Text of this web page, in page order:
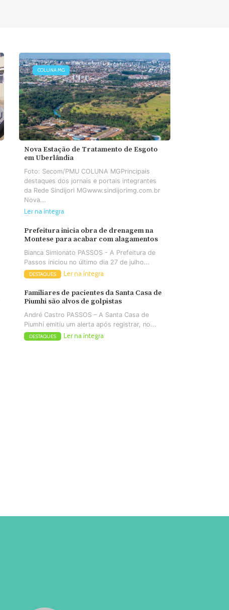
COLUNA MG
Nova Estação de Tratamento de Esgoto
em Uberlândia
Foto: Secom/PMU COLUNA MGPrincipais
destaques dos jornais e portais integrantes
da Rede Sindijori MGwww.sindijorimg.com.br
Nova...
Ler na íntegra
Prefeitura inicia obra de drenagem na
Montese para acabar com alagamentos
Bianca Simionato PASSOS - A Prefeitura de
Passos iniciou no último dia 27 de julho...
DESTAQUES Ler na íntegra
Familiares de pacientes da Santa Casa de
Piumhi são alvos de golpistas
André Castro PASSOS – A Santa Casa de
Piumhi emitiu um alerta após registrar, no...
DESTAQUES Ler na íntegra